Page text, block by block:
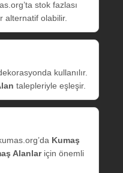
stok fazlası
alternatif olabilir.
kullanılır.
talepleriyle eşleşir.
Kumaş
Alanlariçin önemli